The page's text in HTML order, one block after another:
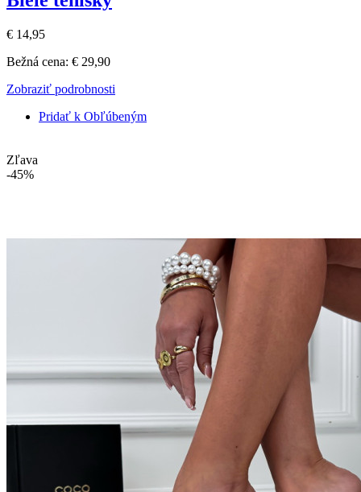
€ 14,95
Bežná cena: € 29,90
Zobraziť podrobnosti
Pridať k Obľúbeným
Zľava
-45%